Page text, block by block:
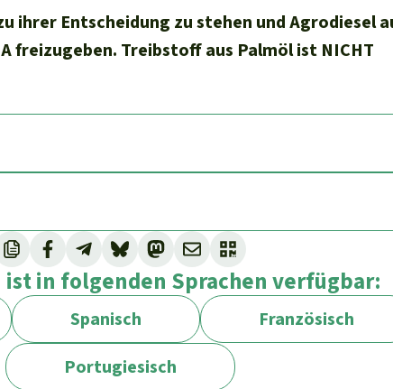
ihrer Entscheidung zu stehen und Agrodiesel
freizugeben. Treibstoff aus Palmöl ist NICHT
ist in folgenden Sprachen verfügbar:
Spanisch
Französisch
Portugiesisch